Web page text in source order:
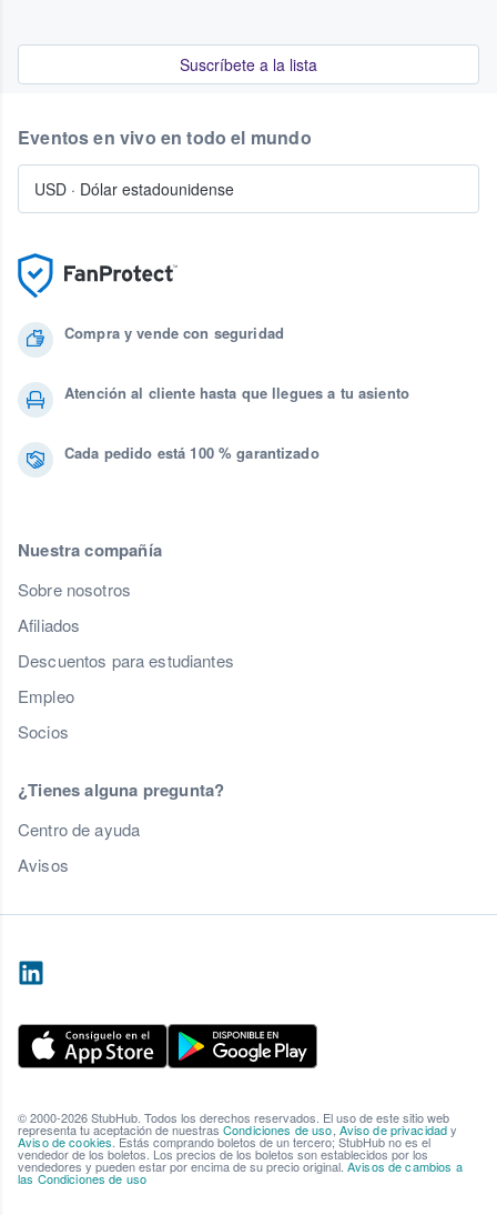
Suscríbete a la lista
Compra y vende con seguridad
Atención al cliente hasta que llegues a tu asiento
Cada pedido está 100 % garantizado
Nuestra compañía
Sobre nosotros
Afiliados
Descuentos para estudiantes
Empleo
Socios
¿Tienes alguna pregunta?
Centro de ayuda
Avisos
Eventos en vivo en todo el mundo
USD · Dólar estadounidense
© 2000-2026 StubHub. Todos los derechos reservados. El uso de este sitio web
representa tu aceptación de nuestras Condiciones de uso Aviso de privacidady
Aviso de cookies. Estás comprando boletos de un tercero; StubHub no es el
vendedor de los boletos. Los precios de los boletos son establecidos por los
vendedores y pueden estar por encima de su precio original. Avisos de cambios a
las Condiciones de uso